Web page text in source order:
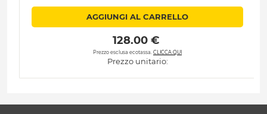
AGGIUNGI AL CARRELLO
128.00 €
Prezzo esclusa ecotassa. CLICCA QUI
Prezzo unitario: